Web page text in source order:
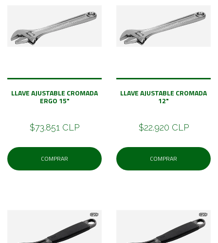
LLAVE AJUSTABLE CROMADA
ERGO 15"
$73.851 CLP
COMPRAR
LLAVE AJUSTABLE CROMADA
12"
$22.920 CLP
COMPRAR